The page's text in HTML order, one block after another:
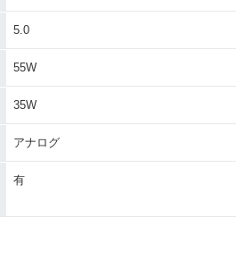
5.0
55W
35W
アナログ
有